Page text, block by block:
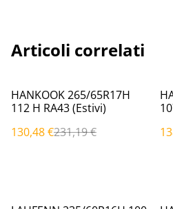
Articoli correlati
%
HANKOOK 265/65R17H
112 H RA43 (Estivi)
130,48 €231,19 €